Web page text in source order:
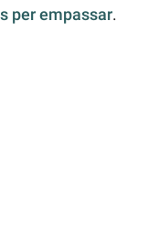
per empassar.